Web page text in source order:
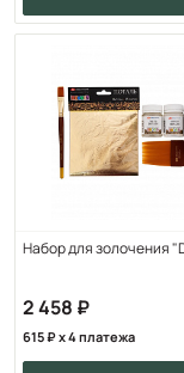
Набор для золочения
2 458
615 x 4 платежа